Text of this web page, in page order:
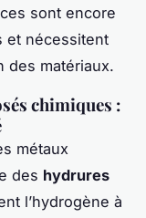
sont encore
et nécessitent
des matériaux.
chimiques :
métaux
des hydrures
l’hydrogène à